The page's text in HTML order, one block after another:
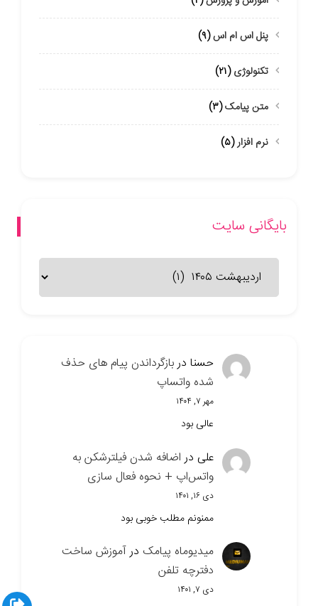
پنل اس ام اس(۹)
تکنولوژی(۲۱)
متن پیامک(۳)
نرم افزار(۵)
بایگانی سایت
سایت
حسنا دربازگرداندن پیام های حذف
شده واتساپ
مهر ۷, ۱۴۰۴
عالی بود
علی دراضافه شدن فیلترشکن به
واتس‌اپ + نحوه فعال سازی
دی ۱۶, ۱۴۰۱
ممنونم مطلب خوبی بود
میدیوماه پیامک درآموزش ساخت
دفترچه تلفن
دی ۷, ۱۴۰۱